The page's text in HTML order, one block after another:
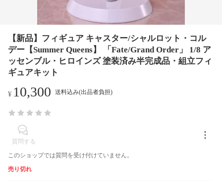
【新品】フィギュア キャスター/シャルロット・コル
デー【Summer Queens】 「Fate/Grand Order」 1/8 ア
ッセンブル・ヒロインズ 塗装済み半完成品・組立フィ
ギュアキット
¥ 10,300 送料込み(出品者負担)
質問する
このショップでは質問を受け付けていません。
売り切れ